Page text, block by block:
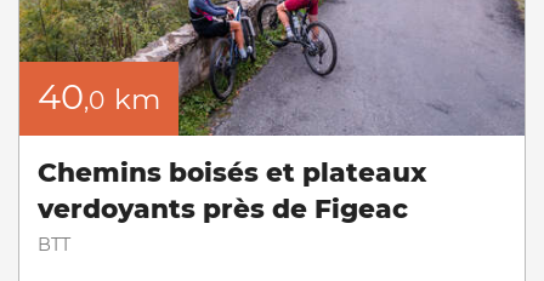
40,0 km
Chemins boisés et plateaux
verdoyants près de Figeac
BTT